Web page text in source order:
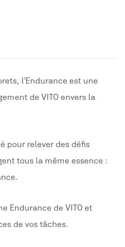
l'Endurance est une
de VITO envers la
pour relever des défis
tous la même essence :
Endurance de VITO et
de vos tâches.